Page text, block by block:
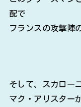
配で
フランスの攻撃陣
そして、スカロー
マク・アリスター